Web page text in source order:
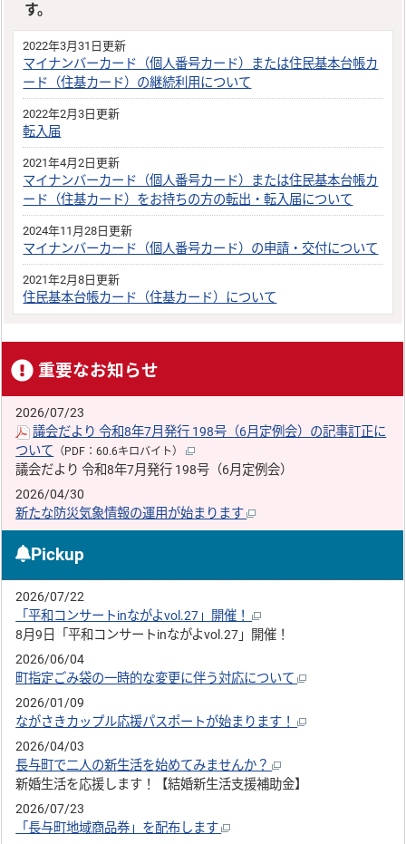
す。
2022年3月31日更新
マイナンバーカード（個人番号カード）または住民基本台帳カ
ード（住基カード）の継続利用について
2022年2月3日更新
転入届
2021年4月2日更新
マイナンバーカード（個人番号カード）または住民基本台帳カ
ード（住基カード）をお持ちの方の転出・転入届について
2024年11月28日更新
マイナンバーカード（個人番号カード）の申請・交付について
2021年2月8日更新
住民基本台帳カード（住基カード）について
重要なお知らせ
2026/07/23
議会だより 令和8年7月発行 198号（6月定例会）の記事訂正に
ついて （PDF：60.6キロバイト）
議会だより 令和8年7月発行 198号（6月定例会）
2026/04/30
新たな防災気象情報の運用が始まります
Pickup
2026/07/22
「平和コンサートinながよvol.27」開催！
8月9日「平和コンサートinながよvol.27」開催！
2026/06/04
町指定ごみ袋の一時的な変更に伴う対応について
2026/01/09
ながさきカップル応援パスポートが始まります！
2026/04/03
長与町で二人の新生活を始めてみませんか？
新婚生活を応援します！【結婚新生活支援補助金】
2026/07/23
「長与町地域商品券」を配布します